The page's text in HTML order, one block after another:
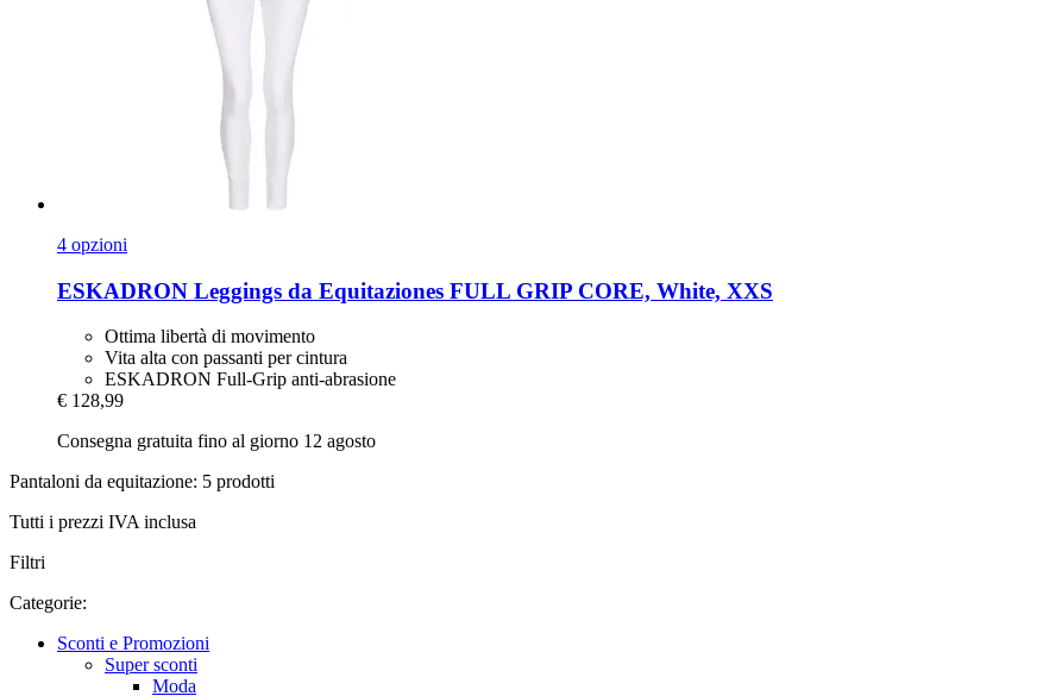
4 opzioni
ESKADRON Leggings da Equitaziones FULL GRIP CORE, White, XXS
Ottima libertà di movimento
Vita alta con passanti per cintura
ESKADRON Full-Grip anti-abrasione
€ 128,99
Consegna gratuita fino al giorno 12 agosto
Pantaloni da equitazione: 5 prodotti
Tutti i prezzi IVA inclusa
Filtri
Categorie:
Sconti e Promozioni
Super sconti
Moda